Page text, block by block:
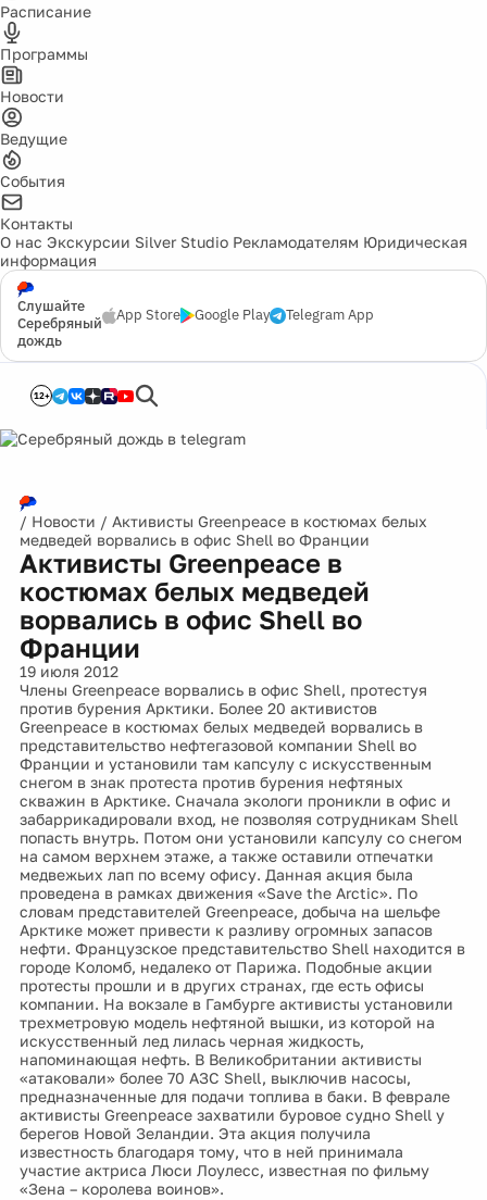
Расписание
Программы
Новости
Ведущие
События
Контакты
О нас Экскурсии Silver Studio Рекламодателям Юридическая
информация
Слушайте
Серебряный
дождь
App Store Google Play Telegram App
12+
/ Новости / Активисты Greenpeace в костюмах белых
медведей ворвались в офис Shell во Франции
Активисты Greenpeace в
костюмах белых медведей
ворвались в офис Shell во
Франции
19 июля 2012
Члены Greenpeace ворвались в офис Shell, протестуя
против бурения Арктики. Более 20 активистов
Greenpeace в костюмах белых медведей ворвались в
представительство нефтегазовой компании Shell во
Франции и установили там капсулу с искусственным
снегом в знак протеста против бурения нефтяных
скважин в Арктике. Сначала экологи проникли в офис и
забаррикадировали вход, не позволяя сотрудникам Shell
попасть внутрь. Потом они установили капсулу со снегом
на самом верхнем этаже, а также оставили отпечатки
медвежьих лап по всему офису. Данная акция была
проведена в рамках движения «Save the Arctic». По
словам представителей Greenpeace, добыча на шельфе
Арктике может привести к разливу огромных запасов
нефти. Французское представительство Shell находится в
городе Коломб, недалеко от Парижа. Подобные акции
протесты прошли и в других странах, где есть офисы
компании. На вокзале в Гамбурге активисты установили
трехметровую модель нефтяной вышки, из которой на
искусственный лед лилась черная жидкость,
напоминающая нефть. В Великобритании активисты
«атаковали» более 70 АЗС Shell, выключив насосы,
предназначенные для подачи топлива в баки. В феврале
активисты Greenpeace захватили буровое судно Shell у
берегов Новой Зеландии. Эта акция получила
известность благодаря тому, что в ней принимала
участие актриса Люси Лоулесс, известная по фильму
«Зена – королева воинов».